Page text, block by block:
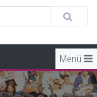
Menü